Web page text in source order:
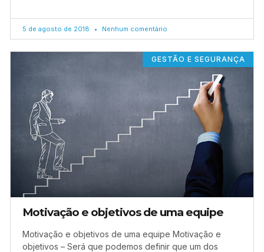
5 de agosto de 2018 Nenhum comentário
GESTÃO E SEGURANÇA
Motivação e objetivos de uma equipe
Motivação e objetivos de uma equipe Motivação e
objetivos – Será que podemos definir que um dos